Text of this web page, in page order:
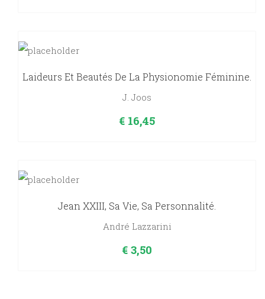
Laideurs Et Beautés De La Physionomie Féminine.
J. Joos
€ 16,45
Jean XXIII, Sa Vie, Sa Personnalité.
André Lazzarini
€ 3,50